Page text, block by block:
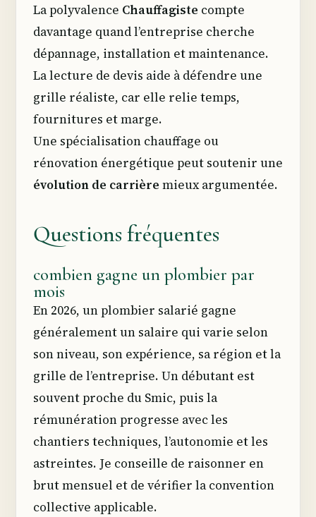
La polyvalence Chauffagiste compte
davantage quand l’entreprise cherche
dépannage, installation et maintenance.
La lecture de devis aide à défendre une
grille réaliste, car elle relie temps,
fournitures et marge.
Une spécialisation chauffage ou
rénovation énergétique peut soutenir une
évolution de carrière mieux argumentée.
Questions fréquentes
combien gagne un plombier par
mois
En 2026, un plombier salarié gagne
généralement un salaire qui varie selon
son niveau, son expérience, sa région et la
grille de l’entreprise. Un débutant est
souvent proche du Smic, puis la
rémunération progresse avec les
chantiers techniques, l’autonomie et les
astreintes. Je conseille de raisonner en
brut mensuel et de vérifier la convention
collective applicable.